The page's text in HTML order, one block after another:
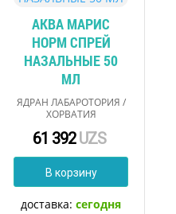
АКВА МАРИС
НОРМ СПРЕЙ
НАЗАЛЬНЫЕ 50
МЛ
ЯДРАН ЛАБАРОТОРИЯ /
ХОРВАТИЯ
61 392UZS
В корзину
доставка:сегодня